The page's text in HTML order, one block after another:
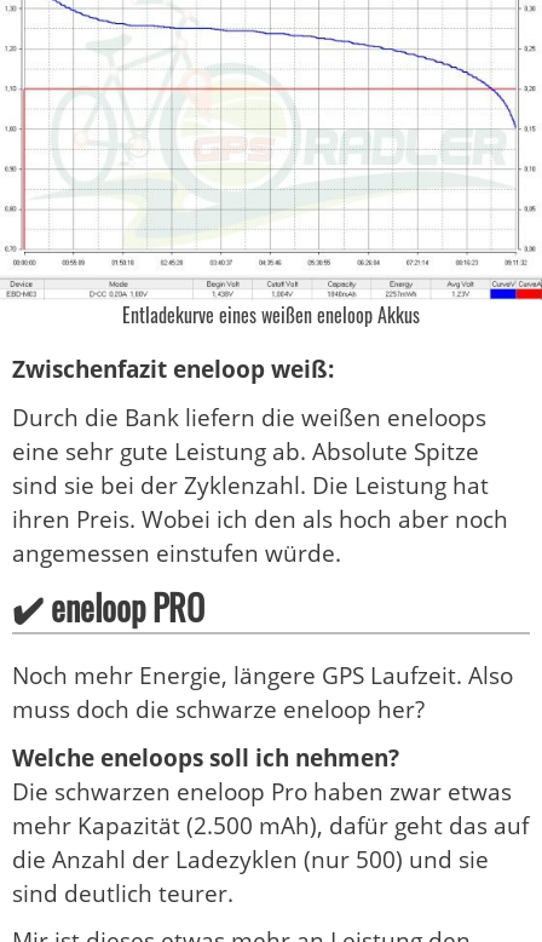
Entladekurve eines weißen eneloop Akkus
Zwischenfazit eneloop weiß:
Durch die Bank liefern die weißen eneloops
eine sehr gute Leistung ab. Absolute Spitze
sind sie bei der Zyklenzahl. Die Leistung hat
ihren Preis. Wobei ich den als hoch aber noch
angemessen einstufen würde.
✔️ eneloop PRO
Noch mehr Energie, längere GPS Laufzeit. Also
muss doch die schwarze eneloop her?
Welche eneloops soll ich nehmen?
Die schwarzen eneloop Pro haben zwar etwas
mehr Kapazität (2.500 mAh), dafür geht das auf
die Anzahl der Ladezyklen (nur 500) und sie
sind deutlich teurer.